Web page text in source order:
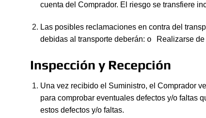
cuenta del Comprador. El riesgo se transfiere
Las posibles reclamaciones en contra del
debidas al transporte deberán: o Realizarse
Inspección y Recepción
Una vez recibido el Suministro, el Comprador
para comprobar eventuales defectos y/o faltas
estos defectos y/o faltas.